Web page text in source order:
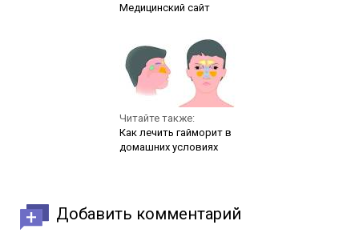
Медицинский сайт
Читайте также:
Как лечить гайморит в
домашних условиях
Добавить комментарий